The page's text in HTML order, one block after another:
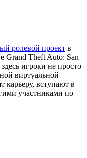
ролевой проект в
Grand Theft Auto: San
игроки не просто
виртуальной
карьеру, вступают в
участниками по